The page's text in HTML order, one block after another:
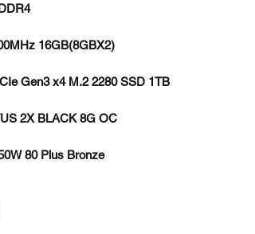
16GB(8GBX2)
Gen3 x4 M.2 2280 SSD 1TB
2X BLACK 8G OC
80 Plus Bronze